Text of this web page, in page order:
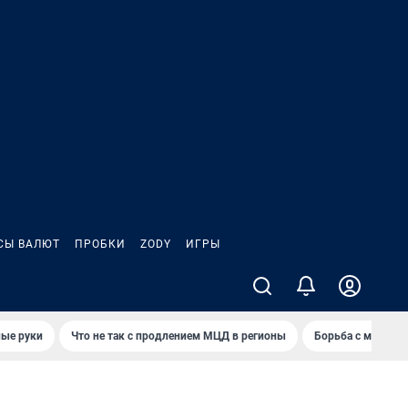
ВАЛЮТ ПРОБКИ ZODY ИГРЫ
руки Что не так с продлением МЦД в регионы Борьба с мэрией